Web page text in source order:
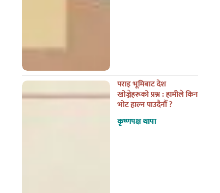
खोज्नेहरूको प्रश्न : हामीले किन
भोट हाल्न पाउदैनौँ ?
कृष्णपक्ष थापा